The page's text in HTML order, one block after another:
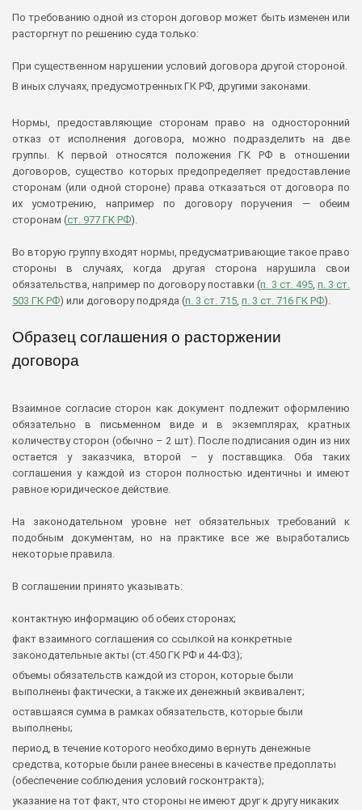
По требованию одной из сторон договор может быть изменен или
расторгнут по решению суда только:
При существенном нарушении условий договора другой стороной.
В иных случаях, предусмотренных ГК РФ, другими законами.
Нормы, предоставляющие сторонам право на односторонний
отказ от исполнения договора, можно подразделить на две
группы. К первой относятся положения ГК РФ в отношении
договоров, существо которых предопределяет предоставление
сторонам (или одной стороне) права отказаться от договора по
их усмотрению, например по договору поручения — обеим
сторонам (ст. 977 ГК РФ).
Во вторую группу входят нормы, предусматривающие такое право
стороны в случаях, когда другая сторона нарушила свои
обязательства, например по договору поставки (п. 3 ст. 495, п. 3 ст.
503 ГК РФ) или договору подряда (п. 3 ст. 715, п. 3 ст. 716 ГК РФ).
Образец соглашения о расторжении
договора
Взаимное согласие сторон как документ подлежит оформлению
обязательно в письменном виде и в экземплярах, кратных
количеству сторон (обычно – 2 шт). После подписания один из них
остается у заказчика, второй – у поставщика. Оба таких
соглашения у каждой из сторон полностью идентичны и имеют
равное юридическое действие.
На законодательном уровне нет обязательных требований к
подобным документам, но на практике все же выработались
некоторые правила.
В соглашении принято указывать:
контактную информацию об обеих сторонах;
факт взаимного соглашения со ссылкой на конкретные
законодательные акты (ст.450 ГК РФ и 44-ФЗ);
объемы обязательств каждой из сторон, которые были
выполнены фактически, а также их денежный эквивалент;
оставшаяся сумма в рамках обязательств, которые были
выполнены;
период, в течение которого необходимо вернуть денежные
средства, которые были ранее внесены в качестве предоплаты
(обеспечение соблюдения условий госконтракта);
указание на тот факт, что стороны не имеют друг к другу никаких